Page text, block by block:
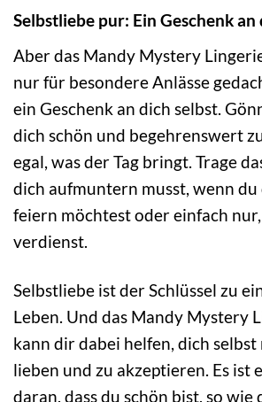
Selbstliebe pur: Ein Geschenk an
Aber das Mandy Mystery
nur für besondere Anlässe
ein Geschenk an dich selbst.
dich schön und begehrenswert
egal, was der Tag bringt. Trage
dich aufmuntern musst, wenn du
feiern möchtest oder einfach
verdienst.
Selbstliebe ist der Schlüssel zu
Leben. Und das Mandy Mystery
kann dir dabei helfen, dich selbst
lieben und zu akzeptieren. Es ist
daran, dass du schön bist, so wie